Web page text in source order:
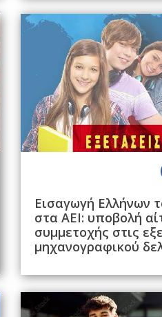
Εισαγωγή Ελλήνων
στα ΑΕΙ: υποβολή
συμμετοχής στις
μηχανογραφικού